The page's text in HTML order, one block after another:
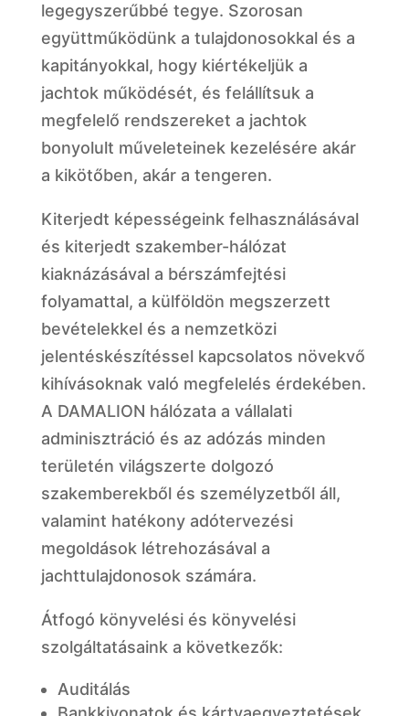
legegyszerűbbé tegye. Szorosan
együttműködünk a tulajdonosokkal és a
kapitányokkal, hogy kiértékeljük a
jachtok működését, és felállítsuk a
megfelelő rendszereket a jachtok
bonyolult műveleteinek kezelésére akár
a kikötőben, akár a tengeren.
Kiterjedt képességeink felhasználásával
és kiterjedt szakember-hálózat
kiaknázásával a bérszámfejtési
folyamattal, a külföldön megszerzett
bevételekkel és a nemzetközi
jelentéskészítéssel kapcsolatos növekvő
kihívásoknak való megfelelés érdekében.
A DAMALION hálózata a vállalati
adminisztráció és az adózás minden
területén világszerte dolgozó
szakemberekből és személyzetből áll,
valamint hatékony adótervezési
megoldások létrehozásával a
jachttulajdonosok számára.
Átfogó könyvelési és könyvelési
szolgáltatásaink a következők:
Auditálás